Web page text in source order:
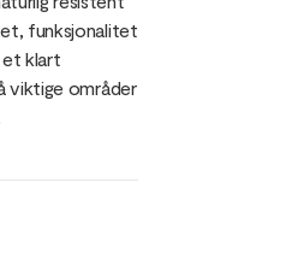
funksjonalitet
et klart
viktige områder